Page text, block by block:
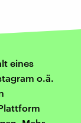
eines
o.ä.